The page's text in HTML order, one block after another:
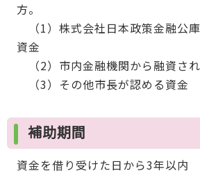
方。
（1）株式会社日本政策金融公
資金
（2）市内金融機関から融資さ
（3）その他市長が認める資金
補助期間
資金を借り受けた日から3年以内